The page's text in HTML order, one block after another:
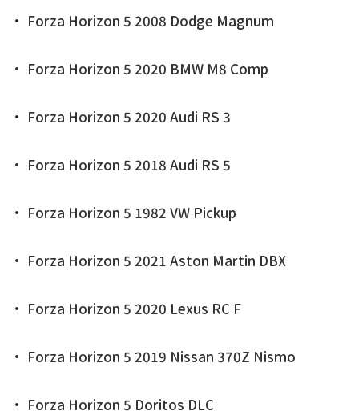
• Forza Horizon 5 2008 Dodge Magnum
• Forza Horizon 5 2020 BMW M8 Comp
• Forza Horizon 5 2020 Audi RS 3
• Forza Horizon 5 2018 Audi RS 5
• Forza Horizon 5 1982 VW Pickup
• Forza Horizon 5 2021 Aston Martin DBX
• Forza Horizon 5 2020 Lexus RC F
• Forza Horizon 5 2019 Nissan 370Z Nismo
• Forza Horizon 5 Doritos DLC